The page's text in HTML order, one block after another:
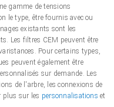
gamme de tensions
le type, être fournis avec ou
existants sont les
Les filtres CEM peuvent être
Pour certains types,
peuvent également être
sur demande. Les
de l'arbre, les connexions de
plus sur les personnalisationset